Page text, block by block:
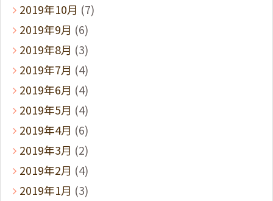
2019年10月 (7)
2019年9月 (6)
2019年8月 (3)
2019年7月 (4)
2019年6月 (4)
2019年5月 (4)
2019年4月 (6)
2019年3月 (2)
2019年2月 (4)
2019年1月 (3)